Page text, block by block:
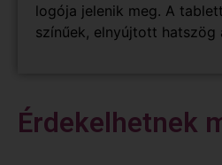
Érdekelhetnek
logója jelenik meg. A
színűek, elnyújtott hatszög